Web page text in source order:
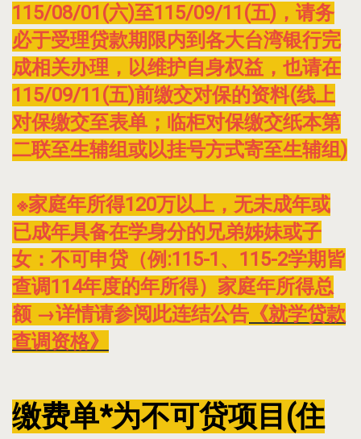
115/08/01(六)至115/09/11(五)，请务
必于受理贷款期限内到各大台湾银行完
成相关办理，以维护自身权益，也请在
115/09/11(五)前缴交对保的资料(线上
对保缴交至表单；临柜对保缴交纸本第
二联至生辅组或以挂号方式寄至生辅组)
※家庭年所得120万以上，无未成年或
已成年具备在学身分的兄弟姊妹或子
女：不可申贷（例:115-1、115-2学期皆
查调114年度的年所得）家庭年所得总
额 →详情请参阅此连结公告 《就学贷款
查调资格》
缴费单*为不可贷项目(住